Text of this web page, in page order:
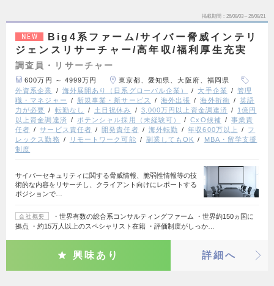
掲載期間 26/08/03～26/08/21
NEW
Big4系ファーム/サイバー脅威インテリ
ジェンスリサーチャー/高年収/福利厚生充実
調査員・リサーチャー
600万円 ～ 4999万円
東京都、愛知県、大阪府、福岡県
外資系企業
海外展開あり（日系グローバル企業） 大手企業
管理
職・マネジャー
新規事業・新サービス 海外出張 海外折衝
英語
力が必要
転勤なし 土日祝休み 3,000万円以上資金調達済
1億円
以上資金調達済
ポテンシャル採用（未経験可） CxO候補
事業責
任者
サービス責任者 開発責任者 海外転勤 年収600万以上
フ
レックス勤務
リモートワーク可能 副業してもOK
MBA・留学支援
制度
サイバーセキュリティに関する脅威情報、脆弱性情報等の技
術的な内容をリサーチし、クライアント向けにレポートする
ポジションで…
会社概要
・世界有数の総合系コンサルティングファーム ・世界約150ヵ国に
拠点 ・約15万人以上のスペシャリスト在籍 ・評価制度がしっか…
興味あり 詳細へ